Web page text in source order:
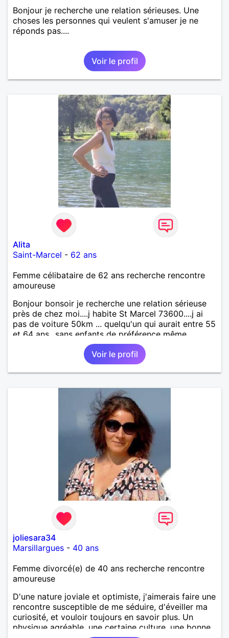
Bonjour je recherche une relation sérieuses. Une
choses les personnes qui veulent s'amuser je ne
réponds pas....
Voir le profil
Alita
Saint-Marcel - 62 ans
Femme célibataire de 62 ans recherche rencontre
amoureuse
Bonjour bonsoir je recherche une relation sérieuse
près de chez moi....j habite St Marcel 73600....j ai
pas de voiture 50km ... quelqu'un qui aurait entre 55
et 64 ans...sans enfants de préférence même
adultes et qui n aurait garder aucun contact avec
une où plusieurs ex...si vous correspondez à ma
recherche ecrivez moi je vous répondrai...
Voir le profil
joliesara34
Marsillargues - 40 ans
Femme divorcé(e) de 40 ans recherche rencontre
amoureuse
D'une nature joviale et optimiste, j'aimerais faire une
rencontre susceptible de me séduire, d'éveiller ma
curiosité, et vouloir toujours en savoir plus. Un
physique agréable, une certaine culture, une bonne